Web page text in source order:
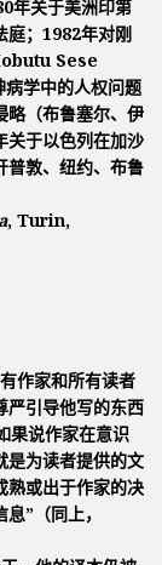
年关于美洲印第
庭；1982年对刚
Sese
学中的人权问题
略（布鲁塞尔、伊
关于以色列在加沙
普敦、纽约、布鲁
, Turin,
作家和所有读者
严引导他写的东西
果说作家在意识
是为读者提供的文
熟或出于作家的决
”（同上，